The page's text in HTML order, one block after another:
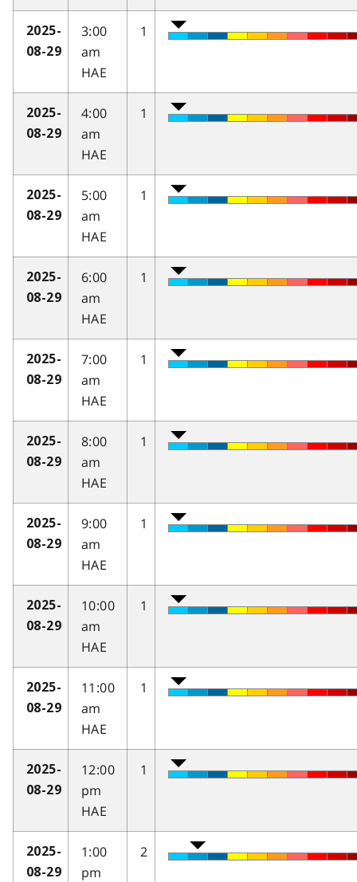
2025-
08-29
3:00
am
HAE
1
2025-
08-29
4:00
am
HAE
1
2025-
08-29
5:00
am
HAE
1
2025-
08-29
6:00
am
HAE
1
2025-
08-29
7:00
am
HAE
1
2025-
08-29
8:00
am
HAE
1
2025-
08-29
9:00
am
HAE
1
2025-
08-29
10:00
am
HAE
1
2025-
08-29
11:00
am
HAE
1
2025-
08-29
12:00
pm
HAE
1
2025-
08-29
1:00
pm
2